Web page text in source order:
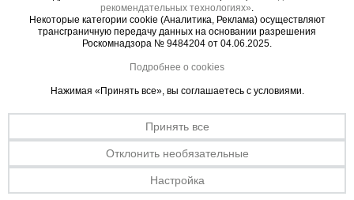
рекомендательных технологиях».
Некоторые категории cookie (Аналитика, Реклама) осуществляют
трансграничную передачу данных на основании разрешения
Роскомнадзора № 9484204 от 04.06.2025.
Подробнее о cookies
Нажимая «Принять все», вы соглашаетесь с условиями.
Принять все
Отклонить необязательные
Настройка